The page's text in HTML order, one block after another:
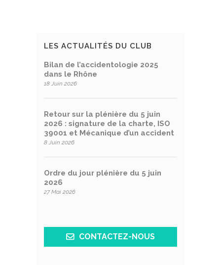
LES ACTUALITÉS DU CLUB
Bilan de l’accidentologie 2025
dans le Rhône
18 Juin 2026
Retour sur la plénière du 5 juin
2026 : signature de la charte, ISO
39001 et Mécanique d’un accident
8 Juin 2026
Ordre du jour plénière du 5 juin
2026
27 Mai 2026
CONTACTEZ-NOUS